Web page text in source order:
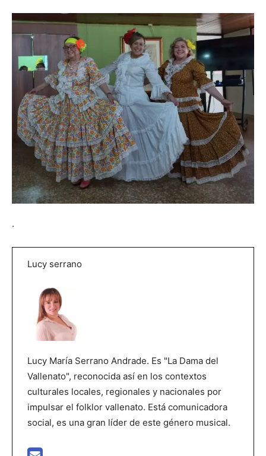
.
Lucy serrano
Lucy María Serrano Andrade. Es "La Dama del
Vallenato", reconocida así en los contextos
culturales locales, regionales y nacionales por
impulsar el folklor vallenato. Está comunicadora
social, es una gran líder de este género musical.